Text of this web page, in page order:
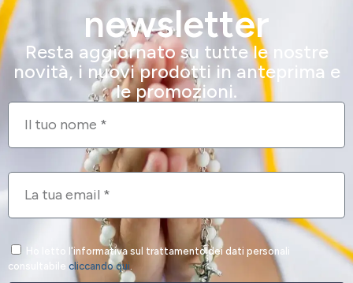
newsletter
Resta aggiornato su tutte le nostre
novità, i nuovi prodotti in anteprima e
le promozioni.
Ho letto l'informativa sul trattamento dei dati personali
consultabile cliccando qui.